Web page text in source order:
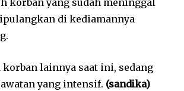
di kediamannya
korban lainnya saat ini, sedang
yang intensif. (sandika)